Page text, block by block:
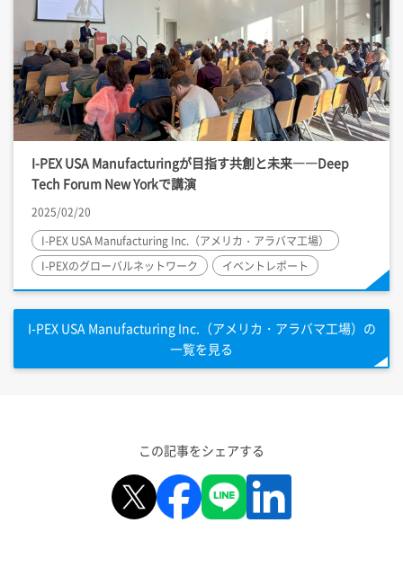
I-PEX USA Manufacturingが目指す共創と未来――Deep
Tech Forum New Yorkで講演
2025/02/20
I-PEX USA Manufacturing Inc.（アメリカ・アラバマ工場）
I-PEXのグローバルネットワーク イベントレポート
I-PEXUSA Manufacturing Inc.（アメリカ・アラバマ工場）の
一覧を見る
この記事をシェアする